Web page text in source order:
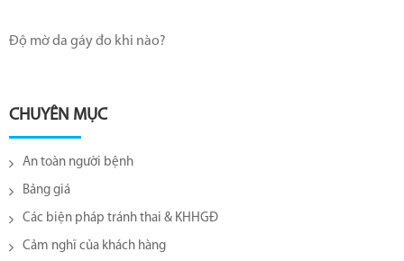
Độ mờ da gáy đo khi nào?
CHUYÊN MỤC
An toàn người bệnh
Bảng giá
Các biện pháp tránh thai & KHHGĐ
Cảm nghĩ của khách hàng